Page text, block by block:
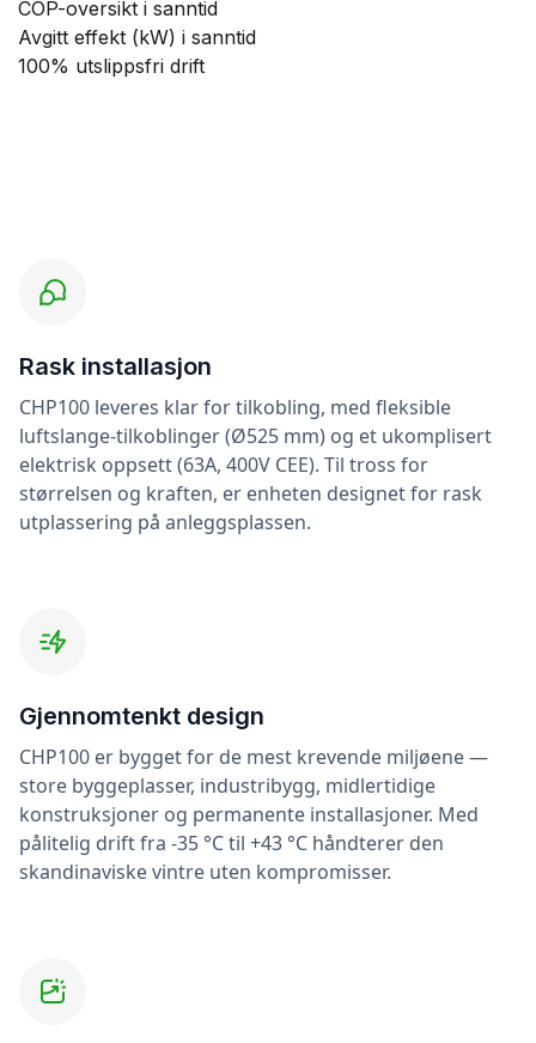
COP-oversikt i sanntid
Avgitt effekt (kW) i sanntid
100% utslippsfri drift
Rask installasjon
CHP100 leveres klar for tilkobling, med fleksible
luftslange-tilkoblinger (Ø525 mm) og et ukomplisert
elektrisk oppsett (63A, 400V CEE). Til tross for
størrelsen og kraften, er enheten designet for rask
utplassering på anleggsplassen.
Gjennomtenkt design
CHP100 er bygget for de mest krevende miljøene —
store byggeplasser, industribygg, midlertidige
konstruksjoner og permanente installasjoner. Med
pålitelig drift fra -35 °C til +43 °C håndterer den
skandinaviske vintre uten kompromisser.